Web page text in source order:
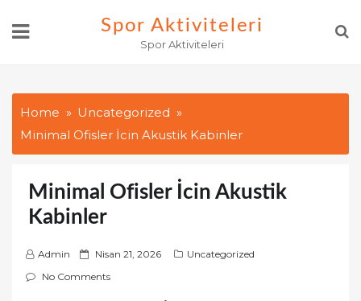
Spor Aktiviteleri
Spor Aktiviteleri
Home
Uncategorized
Minimal Ofisler İcin Akustik Kabinler
Minimal Ofisler İcin Akustik
Kabinler
Admin
P
o
Nisan 21, 2026
Uncategorized
No Comments